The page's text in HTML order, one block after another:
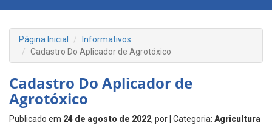
Página Inicial
Informativos
Cadastro Do Aplicador de Agrotóxico
Cadastro Do Aplicador de
Agrotóxico
Publicado em 24 de agosto de 2022, por | Categoria: Agricultura